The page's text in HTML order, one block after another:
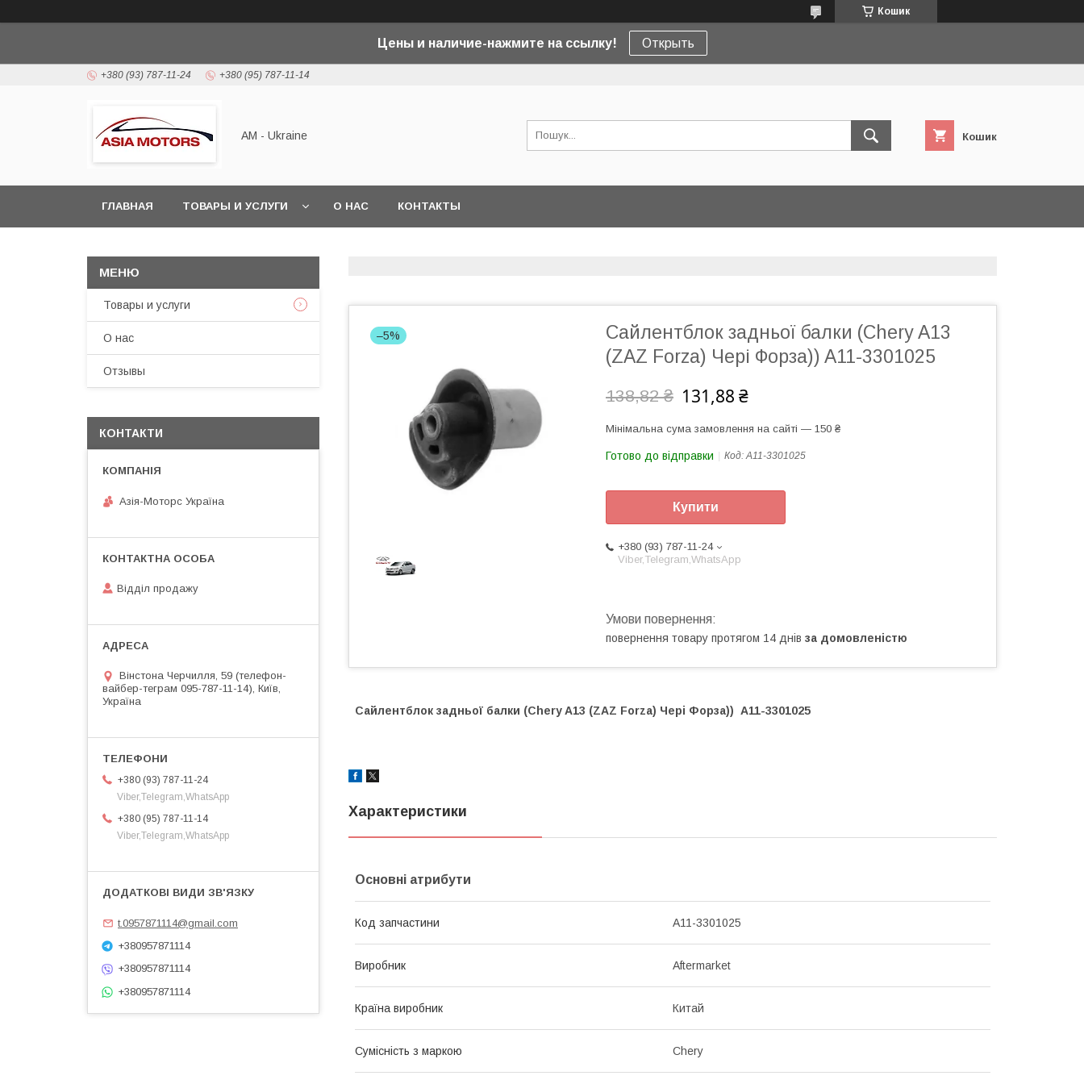
Кошик
Цены и наличие-нажмите на ссылку! Открыть
+380 (93) 787-11-24 +380 (95) 787-11-14
AM - Ukraine Кошик
ГЛАВНАЯ ТОВАРЫ И УСЛУГИ О НАС КОНТАКТЫ
–5%
Сайлентблок задньої балки (Chery A13
(ZAZ Forza) Чері Форза)) A11-3301025
138,82 ₴ 131,88 ₴
Мінімальна сума замовлення на сайті — 150 ₴
Готово до відправки Код:A11-3301025
Купити
+380 (93) 787-11-24
Viber,Telegram,WhatsApp
повернення товару протягом 14 днів за домовленістю
Сайлентблок задньої балки (Chery A13 (ZAZ Forza) Чері Форза)) A11-3301025
Характеристики
Основні атрибути
Код запчастини A11-3301025
Виробник Aftermarket
Країна виробник Китай
Сумісність з маркою Chery
Товары и услуги
О нас
Отзывы
КОНТАКТИ
Азія-Моторс Україна
Відділ продажу
Вінстона Черчилля, 59 (телефон-
вайбер-теграм 095-787-11-14), Київ,
Україна
+380 (93) 787-11-24
Viber,Telegram,WhatsApp
+380 (95) 787-11-14
Viber,Telegram,WhatsApp
t.0957871114@gmail.com
+380957871114
+380957871114
+380957871114